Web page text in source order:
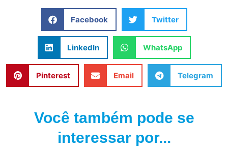
Facebook Twitter
LinkedIn WhatsApp
Pinterest Email Telegram
Você também pode se
interessar por...